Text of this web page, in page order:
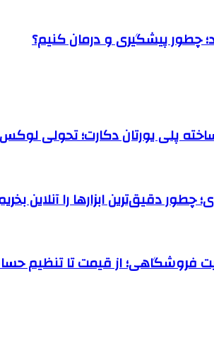
چطور پیشگیری و درمان کنیم؟
پلی یورتان دکارت؛ تحولی
دقیق‌ترین ابزارها را آنلاین
فروشگاهی؛ از قیمت تا تنظیم